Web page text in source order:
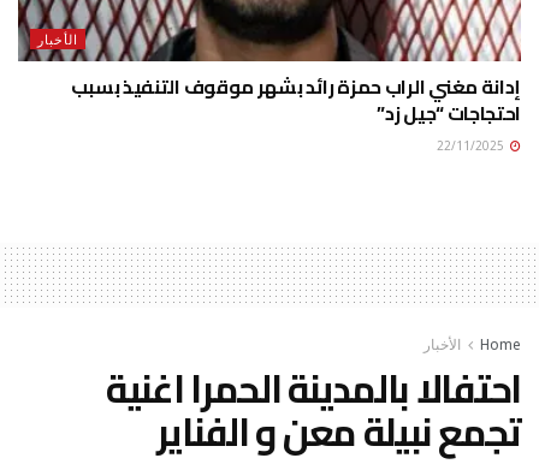
الأخبار
إدانة مغني الراب حمزة رائد بشهر موقوف التنفيذ بسبب
احتجاجات “جيل زد”
Home الأخبار
احتفالا بالمدينة الحمرا اغنية
تجمع نبيلة معن و الفناير